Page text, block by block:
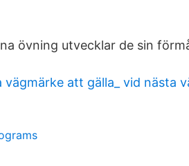
övning utvecklar de sin
att gälla_ vid nästa